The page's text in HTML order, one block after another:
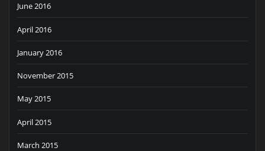
June 2016
April 2016
January 2016
November 2015
May 2015
April 2015
March 2015